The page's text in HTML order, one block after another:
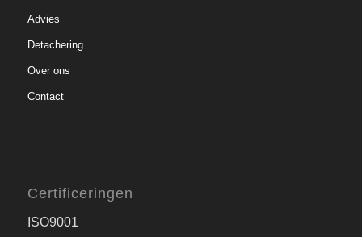
Advies
Detachering
Over ons
Contact
Certificeringen
ISO9001